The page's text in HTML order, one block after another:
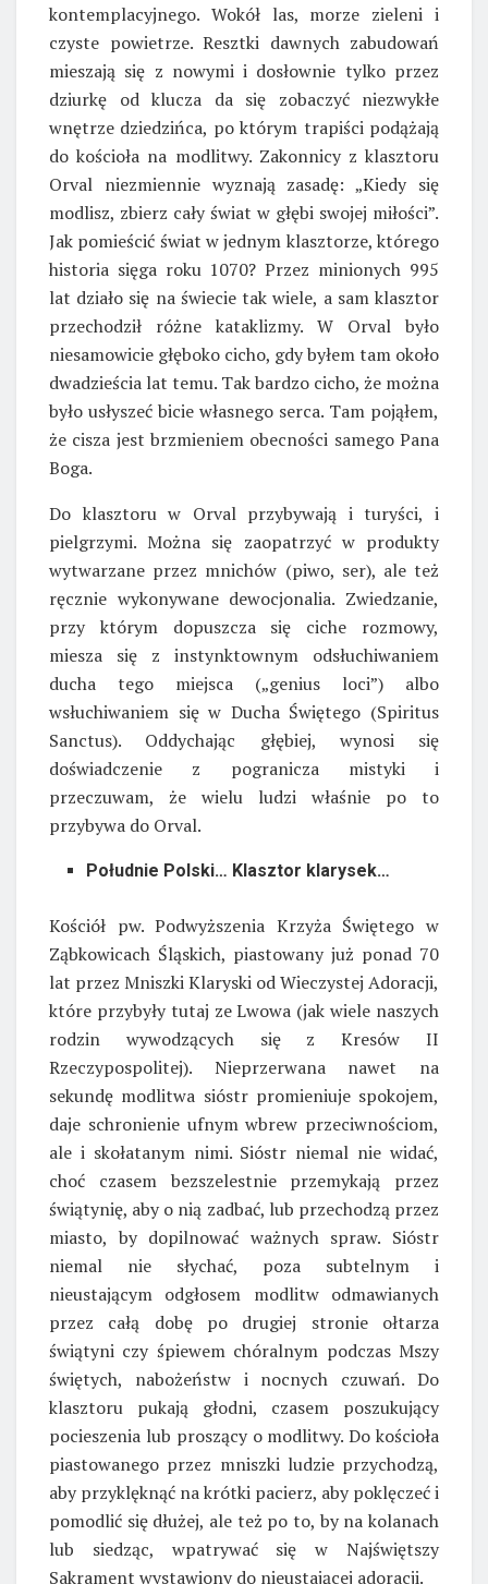
kontemplacyjnego. Wokół las, morze zieleni i
czyste powietrze. Resztki dawnych zabudowań
mieszają się z nowymi i dosłownie tylko przez
dziurkę od klucza da się zobaczyć niezwykłe
wnętrze dziedzińca, po którym trapiści podążają
do kościoła na modlitwy. Zakonnicy z klasztoru
Orval niezmiennie wyznają zasadę: „Kiedy się
modlisz, zbierz cały świat w głębi swojej miłości”.
Jak pomieścić świat w jednym klasztorze, którego
historia sięga roku 1070? Przez minionych 995
lat działo się na świecie tak wiele, a sam klasztor
przechodził różne kataklizmy. W Orval było
niesamowicie głęboko cicho, gdy byłem tam około
dwadzieścia lat temu. Tak bardzo cicho, że można
było usłyszeć bicie własnego serca. Tam pojąłem,
że cisza jest brzmieniem obecności samego Pana
Boga.
Do klasztoru w Orval przybywają i turyści, i
pielgrzymi. Można się zaopatrzyć w produkty
wytwarzane przez mnichów (piwo, ser), ale też
ręcznie wykonywane dewocjonalia. Zwiedzanie,
przy którym dopuszcza się ciche rozmowy,
miesza się z instynktownym odsłuchiwaniem
ducha tego miejsca („genius loci”) albo
wsłuchiwaniem się w Ducha Świętego (Spiritus
Sanctus). Oddychając głębiej, wynosi się
doświadczenie z pogranicza mistyki i
przeczuwam, że wielu ludzi właśnie po to
przybywa do Orval.
Południe Polski… Klasztor klarysek…
Kościół pw. Podwyższenia Krzyża Świętego w
Ząbkowicach Śląskich, piastowany już ponad 70
lat przez Mniszki Klaryski od Wieczystej Adoracji,
które przybyły tutaj ze Lwowa (jak wiele naszych
rodzin wywodzących się z Kresów II
Rzeczypospolitej). Nieprzerwana nawet na
sekundę modlitwa sióstr promieniuje spokojem,
daje schronienie ufnym wbrew przeciwnościom,
ale i skołatanym nimi. Sióstr niemal nie widać,
choć czasem bezszelestnie przemykają przez
świątynię, aby o nią zadbać, lub przechodzą przez
miasto, by dopilnować ważnych spraw. Sióstr
niemal nie słychać, poza subtelnym i
nieustającym odgłosem modlitw odmawianych
przez całą dobę po drugiej stronie ołtarza
świątyni czy śpiewem chóralnym podczas Mszy
świętych, nabożeństw i nocnych czuwań. Do
klasztoru pukają głodni, czasem poszukujący
pocieszenia lub proszący o modlitwy. Do kościoła
piastowanego przez mniszki ludzie przychodzą,
aby przyklęknąć na krótki pacierz, aby poklęczeć i
pomodlić się dłużej, ale też po to, by na kolanach
lub siedząc, wpatrywać się w Najświętszy
Sakrament wystawiony do nieustającej adoracji.